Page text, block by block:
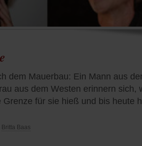
dem Mauerbau: Ein Mann aus
aus dem Westen erinnern sich,
Grenze für sie hieß und bis heute
Britta Baas